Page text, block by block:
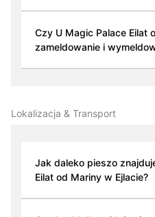
Czy U Magic Palace Eilat
zameldowanie i
Lokalizacja & Transport
Jak daleko pieszo
Eilat od Mariny w Ejlacie?